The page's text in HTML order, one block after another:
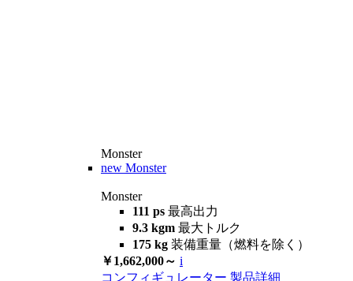
Monster
new Monster
Monster
111 ps 最高出力
9.3 kgm 最大トルク
175 kg 装備重量（燃料を除く）
￥1,662,000～ i
コンフィギュレーター 製品詳細